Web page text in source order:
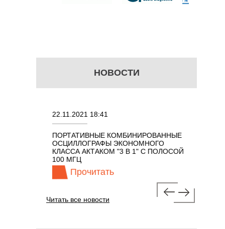
НОВОСТИ
22.11.2021 18:41
ПОРТАТИВНЫЕ КОМБИНИРОВАННЫЕ
ОСЦИЛЛОГРАФЫ ЭКОНОМНОГО
КЛАССА АКТАКОМ "3 В 1" С ПОЛОСОЙ
100 МГЦ
Прочитать
Читать все новости